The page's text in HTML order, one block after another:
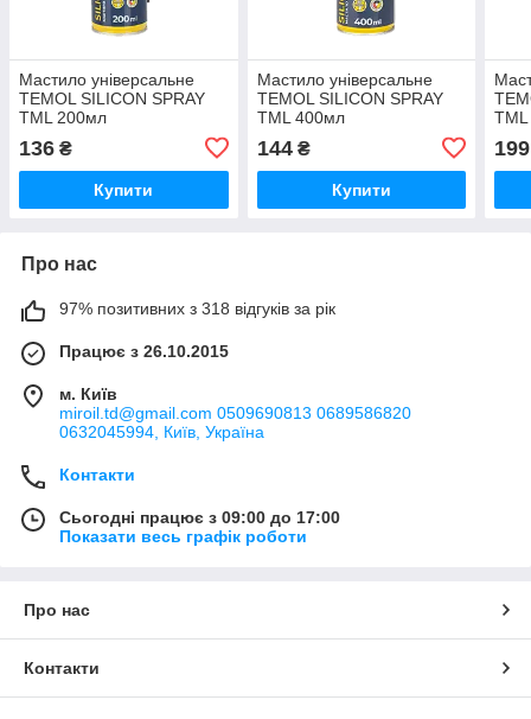
Мастило універсальне
TEMOL SILICON SPRAY
TML 200мл
136 ₴
Купити
Мастило універсальне
TEMOL SILICON SPRAY
TML 400мл
144₴
Купити
199
Про нас
97% позитивних з 318 відгуків за рік
Працює з 26.10.2015
м. Київ
miroil.td@gmail.com 0509690813 0689586820
0632045994, Київ, Україна
Контакти
Сьогодні працює з 09:00 до 17:00
Показати весь графік роботи
Про нас
Контакти